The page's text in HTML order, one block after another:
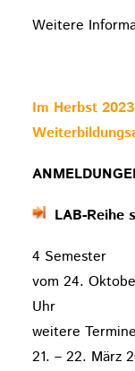
Weitere
Im Herbst
LAB-Reihe
4 Semester
vom 24.
Uhr
weitere
21. – 22. März